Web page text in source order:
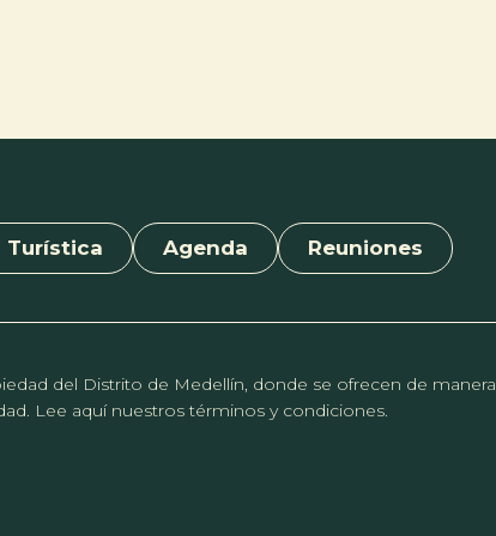
Turística Agenda Reuniones
del Distrito de Medellín, donde se ofrecen de manera
Lee aquí nuestros términos y condiciones.